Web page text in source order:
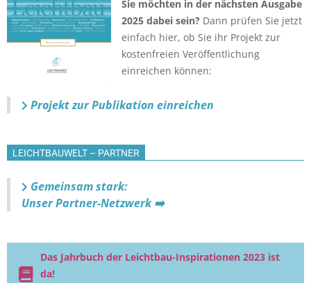
Sie möchten in der nächsten Ausgabe
2025 dabei sein? Dann prüfen Sie jetzt
einfach hier, ob Sie ihr Projekt zur
kostenfreien Veröffentlichung
einreichen können:
Projekt zur Publikation einreichen
LEICHTBAUWELT – PARTNER
Gemeinsam stark:
Unser Partner-Netzwerk ➡️
Das Jahrbuch der Leichtbau-Inspirationen 2023 ist
da!